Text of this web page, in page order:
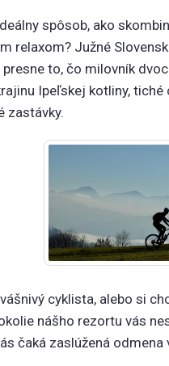
spôsob, ako
relaxom? Južné
presne to, čo milovník
Ipeľskej kotliny,
zastávky.
cyklista, alebo si
nášho rezortu vás
čaká zaslúžená